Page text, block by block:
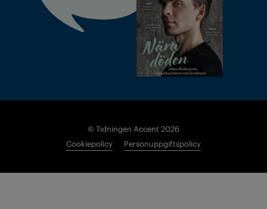
© Tidningen Accent 2026
Cookiepolicy
Personuppgiftspolicy